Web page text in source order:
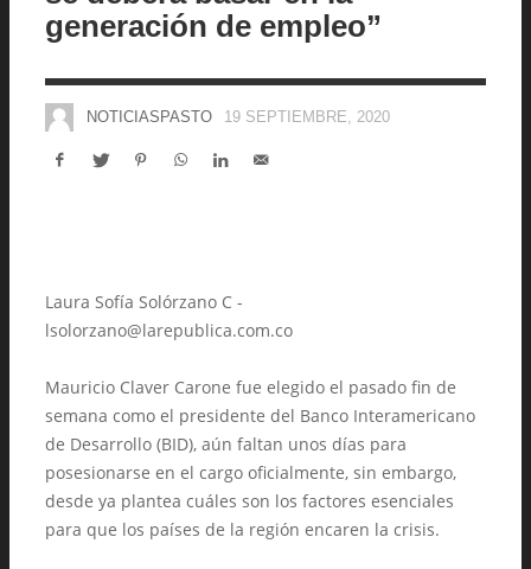
generación de empleo”
NOTICIASPASTO 19 SEPTIEMBRE, 2020
Laura Sofía Solórzano C -
lsolorzano@larepublica.com.co
Mauricio Claver Carone fue elegido el pasado fin de
semana como el presidente del Banco Interamericano
de Desarrollo (BID), aún faltan unos días para
posesionarse en el cargo oficialmente, sin embargo,
desde ya plantea cuáles son los factores esenciales
para que los países de la región encaren la crisis.